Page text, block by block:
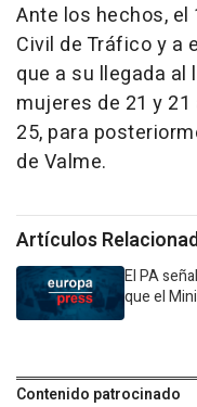
Ante los hechos, el
Civil de Tráfico y a
que a su llegada al
mujeres de 21 y
25, para
de Valme.
Artículos
El PA
que el
Contenido patrocinado